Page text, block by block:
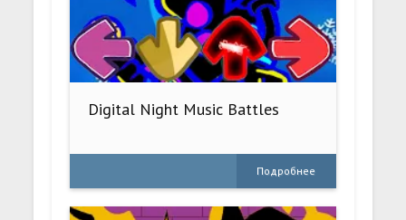
Digital Night Music Battles
Подробнее